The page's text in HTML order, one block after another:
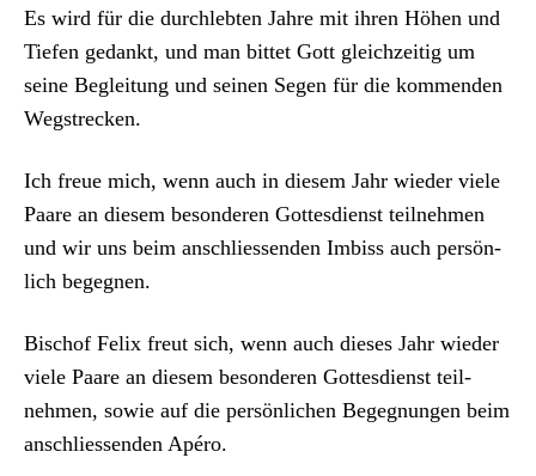
Es wird für die durch­lebten Jahre mit ihren Höhen und
Tiefen gedankt, und man bit­tet Gott gle­ichzeit­ig um
seine Begleitung und seinen Segen für die kom­menden
Wegstreck­en.
Ich freue mich, wenn auch in diesem Jahr wieder viele
Paare an diesem beson­deren Gottes­di­enst teil­nehmen
und wir uns beim anschliessenden Imbiss auch per­sön­
lich begeg­nen.
Bischof Felix freut sich, wenn auch dieses Jahr wieder
viele Paare an diesem beson­deren Gottes­di­enst teil­
nehmen, sowie auf die per­sön­lichen Begeg­nun­gen beim
anschliessenden Apéro.